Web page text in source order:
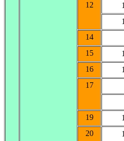
12
14
15
16
17
19
20